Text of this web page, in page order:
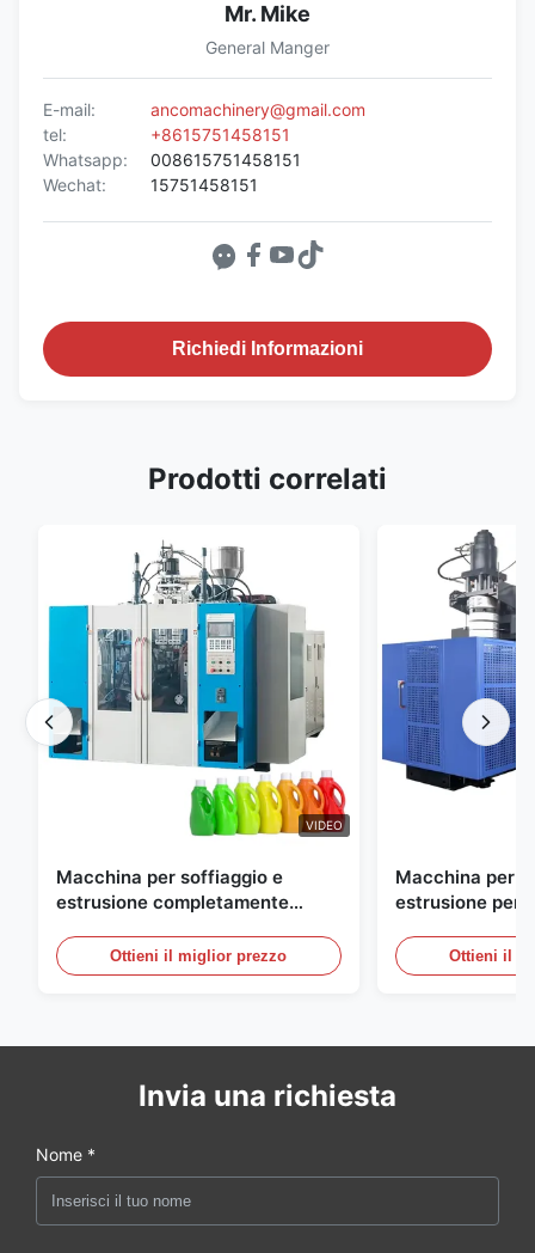
Mr. Mike
General Manger
E-mail:
ancomachinery@gmail.com
tel:
+8615751458151
Whatsapp:
008615751458151
Wechat:
15751458151
Richiedi Informazioni
Prodotti correlati
VIDEO
Macchina per soffiaggio e
estrusione completamente
Ottieni il miglior prezzo
Macchina per
estrusione
automatica per
Ottieni il
Invia una richiesta
Nome *